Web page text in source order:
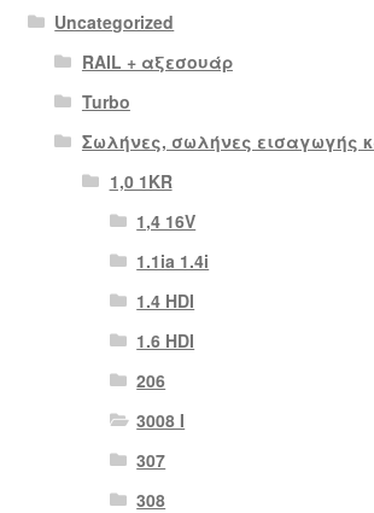
Uncategorized
RAIL + αξεσουάρ
Turbo
Σωλήνες, σωλήνες εισαγωγής
1,0 1KR
1,4 16V
1.1ia 1.4i
1.4 HDI
1.6 HDI
206
3008 Ι
307
308